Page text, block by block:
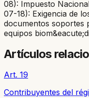
08): Impuesto
07-18): Exigencia de
documentos soportes
equipos
Artículos
Art. 19
Contribuyentes del